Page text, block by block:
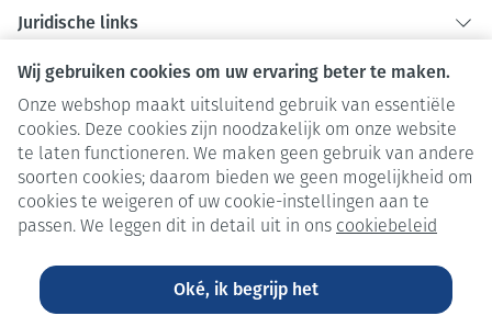
Wij gebruiken cookies om uw ervaring beter te maken.
Onze webshop maakt uitsluitend gebruik van essentiële
cookies. Deze cookies zijn noodzakelijk om onze website
te laten functioneren. We maken geen gebruik van andere
soorten cookies; daarom bieden we geen mogelijkheid om
cookies te weigeren of uw cookie-instellingen aan te
passen. We leggen dit in detail uit in ons cookiebeleid
Oké, ik begrijp het
Juridische links